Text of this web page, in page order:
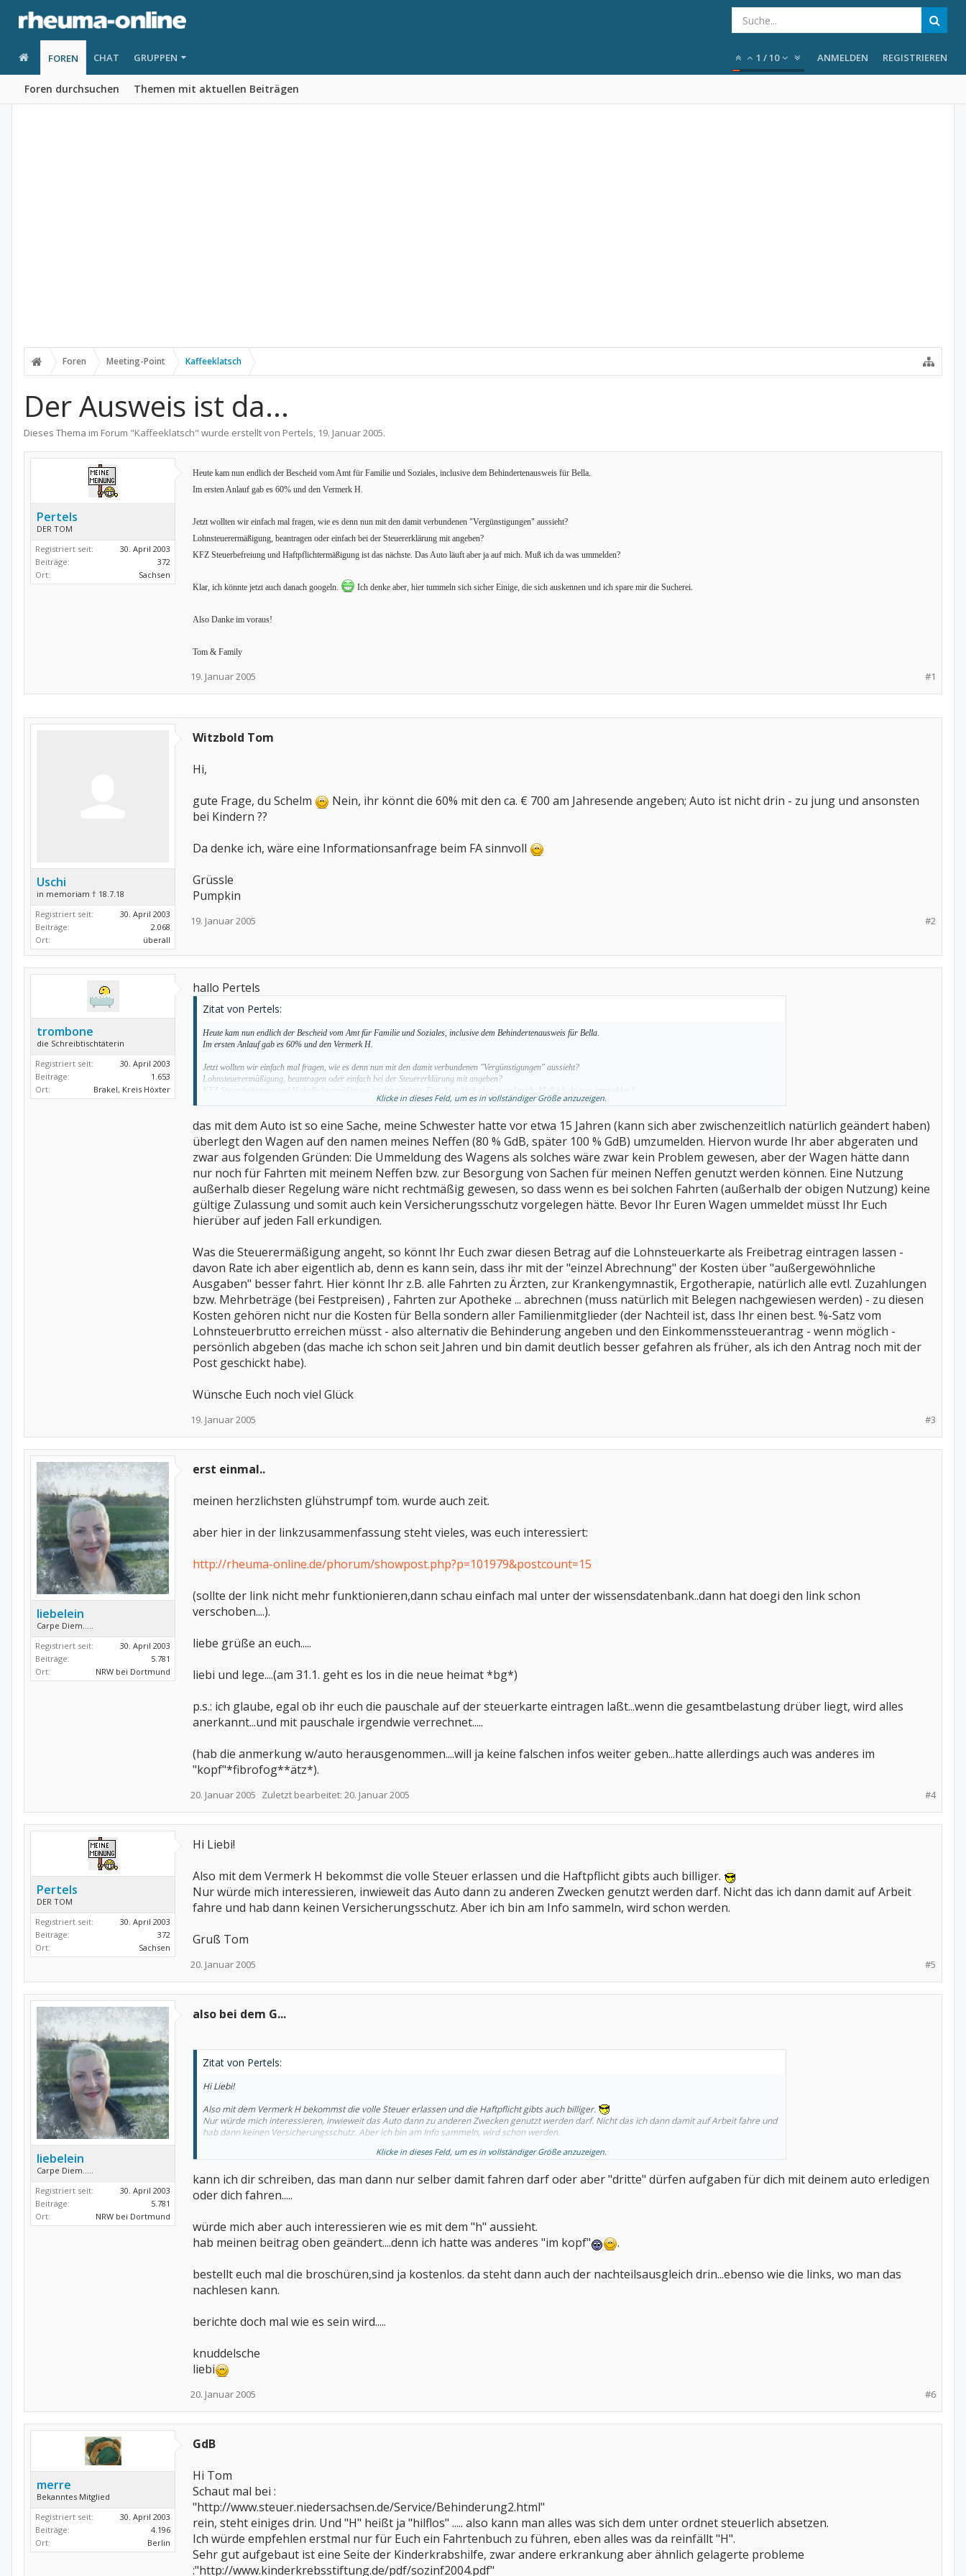
FOREN
Foren durchsuchen Themen mit aktuellen Beiträgen
CHAT GRUPPEN 1 /10 ANMELDEN REGISTRIEREN
Foren Meeting-Point Kaffeeklatsch
Der Ausweis ist da...
Dieses Thema im Forum "Kaffeeklatsch" wurde erstellt von Pertels, 19. Januar 2005.
Pertels
DER TOM
Registriert seit:
30. April 2003
Beiträge:
372
Ort:
Sachsen
Heute kam nun endlich der Bescheid vom Amt für Familie und Soziales, inclusive dem Behindertenausweis für Bella.
Im ersten Anlauf gab es 60% und den Vermerk H.
Jetzt wollten wir einfach mal fragen, wie es denn nun mit den damit verbundenen "Vergünstigungen" aussieht?
Lohnsteuerermäßigung, beantragen oder einfach bei der Steuererklärung mit angeben?
KFZ Steuerbefreiung und Haftpflichtermäßigung ist das nächste. Das Auto läuft aber ja auf mich. Muß ich da was ummelden?
Klar, ich könnte jetzt auch danach googeln. Ich denke aber, hier tummeln sich sicher Einige, die sich auskennen und ich spare mir die Sucherei.
Also Danke im voraus!
Tom & Family
#1
19. Januar 2005
Uschi
in memoriam † 18.7.18
Registriert seit:
30. April 2003
Beiträge:
2.068
Ort:
überall
Witzbold Tom
Hi,
gute Frage, du Schelm
Nein, ihr könnt die 60% mit den ca. € 700 am Jahresende angeben; Auto ist nicht drin - zu jung und ansonsten
bei Kindern ??
Da denke ich, wäre eine Informationsanfrage beim FA sinnvoll
Grüssle
Pumpkin
#2
19. Januar 2005
trombone
die Schreibtischtäterin
Registriert seit:
30. April 2003
Beiträge:
1.653
Ort:
Brakel, Kreis Höxter
hallo Pertels
Zitat von Pertels:
Heute kam nun endlich der Bescheid vom Amt für Familie und Soziales, inclusive dem Behindertenausweis für Bella.
Im ersten Anlauf gab es 60% und den Vermerk H.
Jetzt wollten wir einfach mal fragen, wie es denn nun mit den damit verbundenen "Vergünstigungen" aussieht?
Lohnsteuerermäßigung, beantragen oder einfach bei der Steuererklärung mit angeben?
KFZ Steuerbefreiung und Haftpflichtermäßigung ist das nächste. Das Auto läuft aber ja auf mich. Muß ich da was ummelden?
Also Danke im voraus!
Tom & Family
Klicke in dieses Feld, um es in vollständiger Größe anzuzeigen.
das mit dem Auto ist so eine Sache, meine Schwester hatte vor etwa 15 Jahren (kann sich aber zwischenzeitlich natürlich geändert haben)
überlegt den Wagen auf den namen meines Neffen (80 % GdB, später 100 % GdB) umzumelden. Hiervon wurde Ihr aber abgeraten und
zwar aus folgenden Gründen: Die Ummeldung des Wagens als solches wäre zwar kein Problem gewesen, aber der Wagen hätte dann
nur noch für Fahrten mit meinem Neffen bzw. zur Besorgung von Sachen für meinen Neffen genutzt werden können. Eine Nutzung
außerhalb dieser Regelung wäre nicht rechtmäßig gewesen, so dass wenn es bei solchen Fahrten (außerhalb der obigen Nutzung) keine
gültige Zulassung und somit auch kein Versicherungsschutz vorgelegen hätte. Bevor Ihr Euren Wagen ummeldet müsst Ihr Euch
hierüber auf jeden Fall erkundigen.
Was die Steuerermäßigung angeht, so könnt Ihr Euch zwar diesen Betrag auf die Lohnsteuerkarte als Freibetrag eintragen lassen -
davon Rate ich aber eigentlich ab, denn es kann sein, dass ihr mit der "einzel Abrechnung" der Kosten über "außergewöhnliche
Ausgaben" besser fahrt. Hier könnt Ihr z.B. alle Fahrten zu Ärzten, zur Krankengymnastik, Ergotherapie, natürlich alle evtl. Zuzahlungen
bzw. Mehrbeträge (bei Festpreisen) , Fahrten zur Apotheke ... abrechnen (muss natürlich mit Belegen nachgewiesen werden) - zu diesen
Kosten gehören nicht nur die Kosten für Bella sondern aller Familienmitglieder (der Nachteil ist, dass Ihr einen best. %-Satz vom
Lohnsteuerbrutto erreichen müsst - also alternativ die Behinderung angeben und den Einkommenssteuerantrag - wenn möglich -
persönlich abgeben (das mache ich schon seit Jahren und bin damit deutlich besser gefahren als früher, als ich den Antrag noch mit der
Post geschickt habe).
Wünsche Euch noch viel Glück
#3
19. Januar 2005
liebelein
Carpe Diem.....
Registriert seit:
30. April 2003
Beiträge:
5.781
Ort:
NRW bei Dortmund
erst einmal..
meinen herzlichsten glühstrumpf tom. wurde auch zeit.
aber hier in der linkzusammenfassung steht vieles, was euch interessiert:
http://rheuma-online.de/phorum/showpost.php?p=101979&postcount=15
(sollte der link nicht mehr funktionieren,dann schau einfach mal unter der wissensdatenbank..dann hat doegi den link schon
verschoben....).
liebe grüße an euch.....
liebi und lege....(am 31.1. geht es los in die neue heimat *bg*)
p.s.: ich glaube, egal ob ihr euch die pauschale auf der steuerkarte eintragen laßt...wenn die gesamtbelastung drüber liegt, wird alles
anerkannt...und mit pauschale irgendwie verrechnet.....
(hab die anmerkung w/auto herausgenommen....will ja keine falschen infos weiter geben...hatte allerdings auch was anderes im
"kopf"*fibrofog**ätz*).
#4
20. Januar 2005 Zuletzt bearbeitet: 20. Januar 2005
Pertels
DER TOM
Registriert seit:
30. April 2003
Beiträge:
372
Ort:
Sachsen
Hi Liebi!
Also mit dem Vermerk H bekommst die volle Steuer erlassen und die Haftpflicht gibts auch billiger.
Nur würde mich interessieren, inwieweit das Auto dann zu anderen Zwecken genutzt werden darf. Nicht das ich dann damit auf Arbeit
fahre und hab dann keinen Versicherungsschutz. Aber ich bin am Info sammeln, wird schon werden.
Gruß Tom
#5
20. Januar 2005
liebelein
Carpe Diem.....
Registriert seit:
30. April 2003
Beiträge:
5.781
Ort:
NRW bei Dortmund
also bei dem G...
Zitat von Pertels:
Hi Liebi!
Also mit dem Vermerk H bekommst die volle Steuer erlassen und die Haftpflicht gibts auch billiger.
Nur würde mich interessieren, inwieweit das Auto dann zu anderen Zwecken genutzt werden darf. Nicht das ich dann damit auf Arbeit fahre und
hab dann keinen Versicherungsschutz. Aber ich bin am Info sammeln, wird schon werden.
Klicke in dieses Feld, um es in vollständiger Größe anzuzeigen.
kann ich dir schreiben, das man dann nur selber damit fahren darf oder aber "dritte" dürfen aufgaben für dich mit deinem auto erledigen
oder dich fahren.....
würde mich aber auch interessieren wie es mit dem "h" aussieht.
hab meinen beitrag oben geändert....denn ich hatte was anderes "im kopf"
.
bestellt euch mal die broschüren,sind ja kostenlos. da steht dann auch der nachteilsausgleich drin...ebenso wie die links, wo man das
nachlesen kann.
berichte doch mal wie es sein wird.....
knuddelsche
liebi
#6
20. Januar 2005
merre
Bekanntes Mitglied
Registriert seit:
30. April 2003
Beiträge:
4.196
Ort:
Berlin
GdB
Hi Tom
Schaut mal bei :
"http://www.steuer.niedersachsen.de/Service/Behinderung2.html"
rein, steht einiges drin. Und "H" heißt ja "hilflos" ..... also kann man alles was sich dem unter ordnet steuerlich absetzen.
Ich würde empfehlen erstmal nur für Euch ein Fahrtenbuch zu führen, eben alles was da reinfällt "H".
Sehr gut aufgebaut ist eine Seite der Kinderkrabshilfe, zwar andere erkrankung aber ähnlich gelagerte probleme
:"http://www.kinderkrebsstiftung.de/pdf/sozinf2004.pdf"